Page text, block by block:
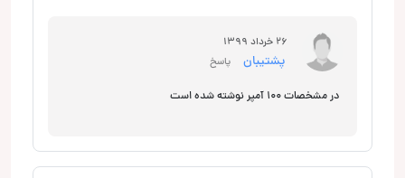
26 خرداد 1399
پشتیبان پاسخ
در مشخصات 100 آمپر نوشته شده است